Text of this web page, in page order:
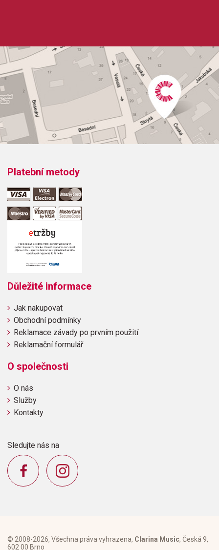
Platební metody
Důležité informace
Jak nakupovat
Obchodní podmínky
Reklamace závady po prvním použití
Reklamační formulář
O společnosti
O nás
Služby
Kontakty
Sledujte nás na
© 2008-2026, Všechna práva vyhrazena, Clarina Music, Česká 9,
602 00 Brno